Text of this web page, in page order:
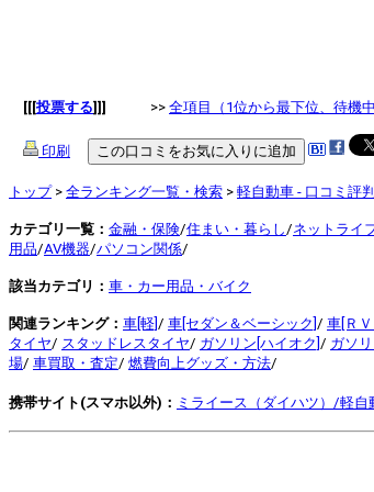
[[[投票する]]] >> 全項目（1位から最下位、待機
印刷
トップ> 全ランキング一覧・検索 > 軽自動車 - 口コミ評
カテゴリ一覧： 金融・保険/住まい・暮らし/ネットライ
用品/AV機器/パソコン関係/
該当カテゴリ： 車・カー用品・バイク
関連ランキング： 車[軽] / 車[セダン＆ベーシック] / 車[Ｒ
タイヤ/ スタッドレスタイヤ/ ガソリン[ハイオク] / ガソ
場/ 車買取・査定/ 燃費向上グッズ・方法/
携帯サイト(スマホ以外)： ミライース（ダイハツ）/軽自